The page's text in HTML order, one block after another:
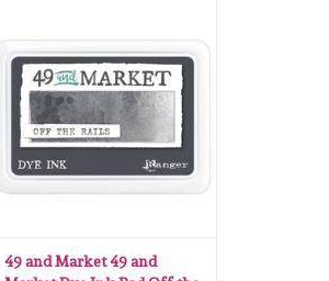
TOEVOEGEN AAN WINKELWAGEN
49 and Market 49 and